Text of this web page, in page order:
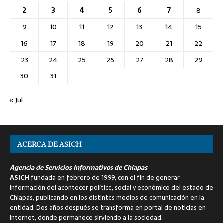
2
3 4 5 6 7
8
9
10 11 12 13 14
15
16
17 18 19 20 21
22
23
24 25 26 27 28
29
30
31
« Jul
ACERCA DE ASICH
Agencia de Servicios Informativos de Chiapas
ASICH fundada en febrero de 1999, con el fin de generar
información del acontecer político, social y económico del estado de
Chiapas, publicando en los distintos medios de comunicación en la
entidad. Dos años después se transforma en portal de noticias en
internet, donde permanece sirviendo a la sociedad.